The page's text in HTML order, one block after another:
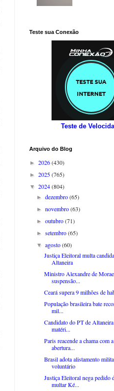
Teste sua Conexão
Teste de
Arquivo do Blog
► 2026(430)
► 2025(765)
▼ 2024(804)
►dezembro(65)
►novembro(63)
►outubro(71)
►setembro(65)
▼agosto(60)
Justiça Eleitoral multa
Altaneira
Ministro Alexandre de
suspensão...
Ceará supera 9 milhões de
População brasileira bate
mil...
Candidato do PT de
matéri...
Paris reacende a chama com
abertura...
Brasil adota alistamento
voluntário
Justiça Eleitoral nega pedido
multar Ké...